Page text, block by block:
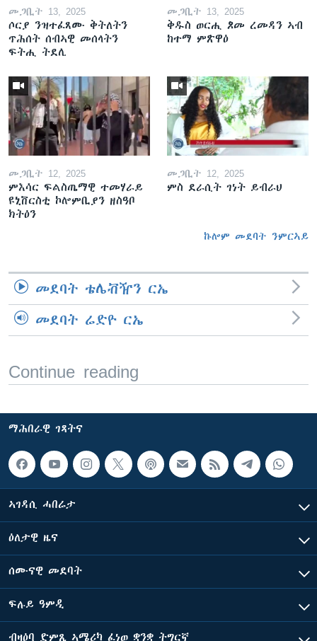
መጋቢት 13, 2025
ሶርያ ንዝተፈጸሙ ቅትለትን
ጥሕሰት ሰብኣዊ መሰላትን
ፍትሒ ትደሊ
መጋቢት 13, 2025
ቅዱስ ወርሒ ጾመ ረመዳን ኣብ
ከተማ ምጽዋዕ
መጋቢት 12, 2025
ምእሳር ፍልስጤማዊ ተመሃራይ
ዩኒቨርስቲ ኮሎምቢያን ዘስዓቦ
ክትዕን
መጋቢት 12, 2025
ምስ ደራሲት ገነት ይብራህ
ኩሎም መደባት ንምርኣይ
መደባት ቴሌቭዥን ርኤ
መደባት ሬድዮ ርኤ
Continue reading
ማሕበራዊ ገጻትና
ኣገዳሲ ሓበሬታ
ዕለታዊ ዜና
ሰሙናዊ መደባት
ፍሉይ ዓምዲ
ብዛዕባ ድምጺ ኣሜሪካ ፈነወ ቋንቋ ትግርኛ